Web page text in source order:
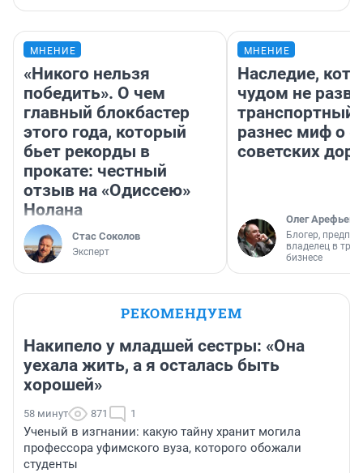
МНЕНИЕ
«Никого нельзя
победить». О чем
главный блокбастер
этого года, который
бьет рекорды в
прокате: честный
отзыв на «Одиссею»
Нолана
Стас Соколов
Эксперт
МНЕНИЕ
Наследие,
чудом не
транспортный
разнес миф о
советских
Олег Арефьев
Блогер,
владелец в
бизнесе
РЕКОМЕНДУЕМ
Накипело у младшей сестры: «Она
уехала жить, а я осталась быть
хорошей»
58 минут 871 1
Ученый в изгнании: какую тайну хранит могила
профессора уфимского вуза, которого обожали
студенты